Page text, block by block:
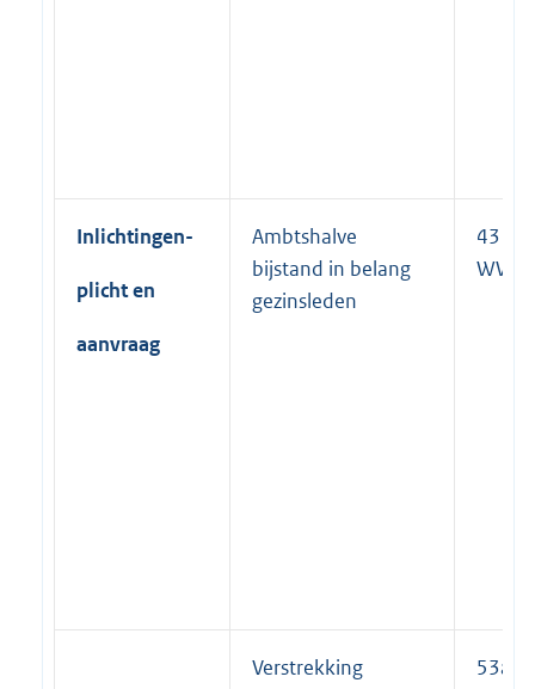
Inlichtingen-
plicht en
aanvraag
Ambtshalve
bijstand in belang
gezinsleden
43 lid
WWB
Verstrekking
53a